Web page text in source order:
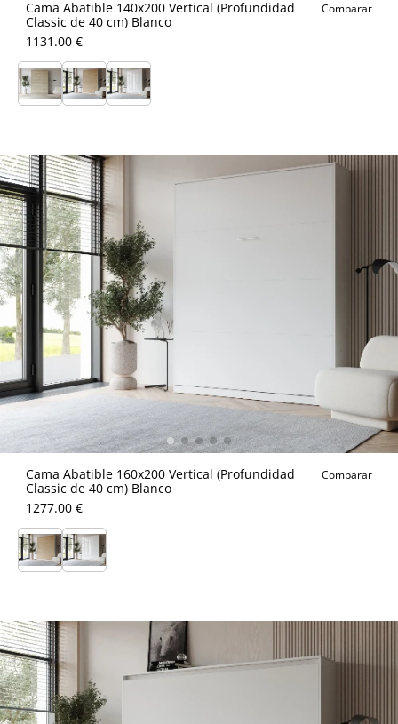
Cama Abatible 140x200 Vertical (Profundidad
Classic de 40 cm) Blanco
Comparar
1131.00 €
Cama Abatible 160x200 Vertical (Profundidad
Classic de 40 cm) Blanco
Comparar
1277.00 €